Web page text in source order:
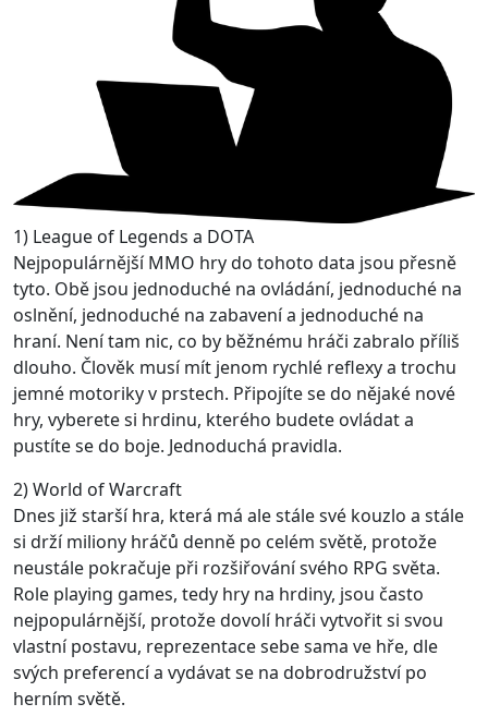
1) League of Legends a DOTA
Nejpopulárnější MMO hry do tohoto data jsou přesně
tyto. Obě jsou jednoduché na ovládání, jednoduché na
oslnění, jednoduché na zabavení a jednoduché na
hraní. Není tam nic, co by běžnému hráči zabralo příliš
dlouho. Člověk musí mít jenom rychlé reflexy a trochu
jemné motoriky v prstech. Připojíte se do nějaké nové
hry, vyberete si hrdinu, kterého budete ovládat a
pustíte se do boje. Jednoduchá pravidla.
2) World of Warcraft
Dnes již starší hra, která má ale stále své kouzlo a stále
si drží miliony hráčů denně po celém světě, protože
neustále pokračuje při rozšiřování svého RPG světa.
Role playing games, tedy hry na hrdiny, jsou často
nejpopulárnější, protože dovolí hráči vytvořit si svou
vlastní postavu, reprezentace sebe sama ve hře, dle
svých preferencí a vydávat se na dobrodružství po
herním světě.